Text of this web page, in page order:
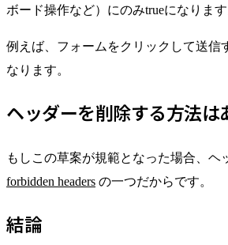
ボード操作など）にのみtrueになりま
例えば、フォームをクリックして送信
なります。
ヘッダーを削除する方法は
もしこの草案が規範となった場合、
forbidden headers の一つだからです。
結論